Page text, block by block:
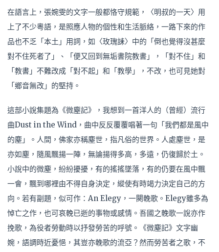
在語言上，張婉雯的文字一般都恪守規範，〈明叔的一天〉用
上了不少粵語，是照應人物的個性和生活脈絡，一路下來的作
品也不乏「本土」用詞，如〈玫瑰誄〉中的「倒也覺得沒甚麼
對不住死者了」、「便又回到無垢書院教書」，「對不住」和
「教書」不難改成「對不起」和「教學」，不改，也可見她對
「鄉音無改」的堅持。
這部小說集題為《微塵記》，我想到一首洋人的（曾經）流行
曲Dust in the Wind，曲中反反覆覆唱著一句「我們都是風中
的塵」。人間，佛家亦稱塵世，指凡俗的世界。人處塵世，是
亦如塵，隨風飄揚一陣，無論揚得多高，多遠，仍復歸於土。
小說中的微塵，紛紛擾擾，有的搖搖墜落，有的仍要在風中飄
一會，飄到哪裡由不得自身決定，縱使有時竭力決定自己的方
向。若有副題，似可作：An Elegy，一闋輓歌。Elegy雖多為
悼亡之作，也可哀輓已逝的事物或感情。吾國之輓歌一說亦作
挽歌，為役者勞動時以抒發勞苦的呼號。《微塵記》文字幽
婉，語調時近憂悒，其豈亦輓歌的流亞？然而勞苦者之歌，不